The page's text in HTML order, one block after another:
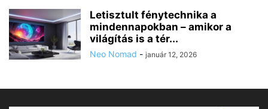
Letisztult fénytechnika a
mindennapokban – amikor a
világítás is a tér...
Neo Nomad - január 12, 2026